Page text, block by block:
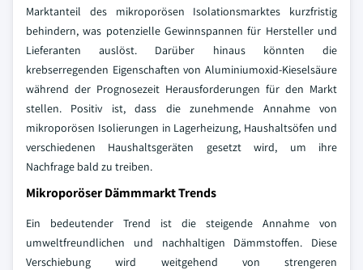
Marktanteil des mikroporösen Isolationsmarktes kurzfristig
behindern, was potenzielle Gewinnspannen für Hersteller und
Lieferanten auslöst. Darüber hinaus könnten die
krebserregenden Eigenschaften von Aluminiumoxid-Kieselsäure
während der Prognosezeit Herausforderungen für den Markt
stellen. Positiv ist, dass die zunehmende Annahme von
mikroporösen Isolierungen in Lagerheizung, Haushaltsöfen und
verschiedenen Haushaltsgeräten gesetzt wird, um ihre
Nachfrage bald zu treiben.
Mikroporöser Dämmmarkt Trends
Ein bedeutender Trend ist die steigende Annahme von
umweltfreundlichen und nachhaltigen Dämmstoffen. Diese
Verschiebung wird weitgehend von strengeren